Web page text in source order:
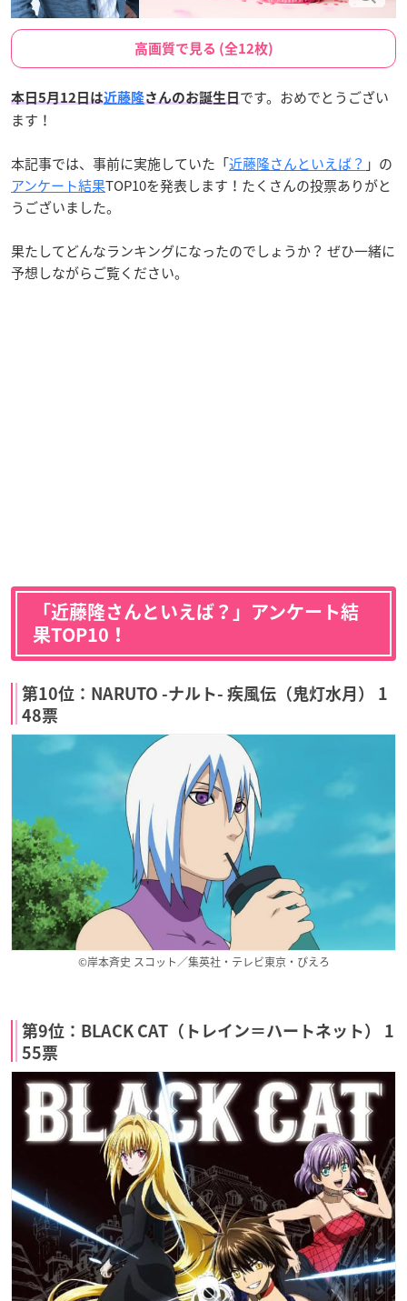
高画質で見る (全12枚)
本日5月12日は近藤隆さんのお誕生日 です。おめでとうござい
ます！
本記事では、事前に実施していた「近藤隆さんといえば？ 」の
アンケート結果TOP10を発表します！たくさんの投票ありがと
うございました。
果たしてどんなランキングになったのでしょうか？ ぜひ一緒に
予想しながらご覧ください。
「近藤隆さんといえば？」アンケート結
果TOP10！
第10位：NARUTO -ナルト- 疾風伝（鬼灯水月） 1
48票
©岸本斉史 スコット／集英社・テレビ東京・ぴえろ
第9位：BLACK CAT（トレイン＝ハートネット） 1
55票